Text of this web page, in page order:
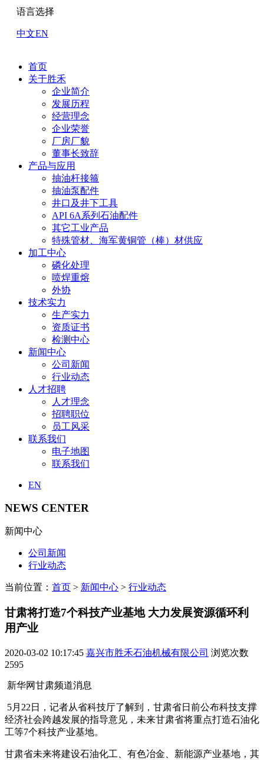
语言选择
中文EN
首页
关于胜禾
企业简介
发展历程
经营理念
企业荣誉
厂房厂貌
董事长致辞
产品与应用
抽油杆接箍
抽油泵配件
井口及井下工具
API 6A系列石油配件
其它工业产品
特殊管材、海军黄铜管（棒）材供应
加工中心
磷化处理
喷焊重熔
外协
技术实力
生产实力
资质证书
检测中心
新闻中心
公司新闻
行业动态
人才招聘
人才理念
招聘职位
员工风采
联系我们
电子地图
联系我们
EN
NEWS CENTER
新闻中心
公司新闻
行业动态
当前位置： 首页 > 新闻中心 > 行业动态
甘肃将打造7个科技产业基地 大力发展资源循环利
用产业
2020-03-02 10:17:45 嘉兴市胜禾石油机械有限公司 浏览次数
2595
新华网甘肃频道消息
5月22日，记者从省科技厅了解到，甘肃省日前公布科技支撑
经济社会跨越发展的指导意见，未来甘肃省将重点打造石油化
工等7个科技产业基地。
甘肃省未来将建设石油化工、有色冶金、新能源产业基地，其